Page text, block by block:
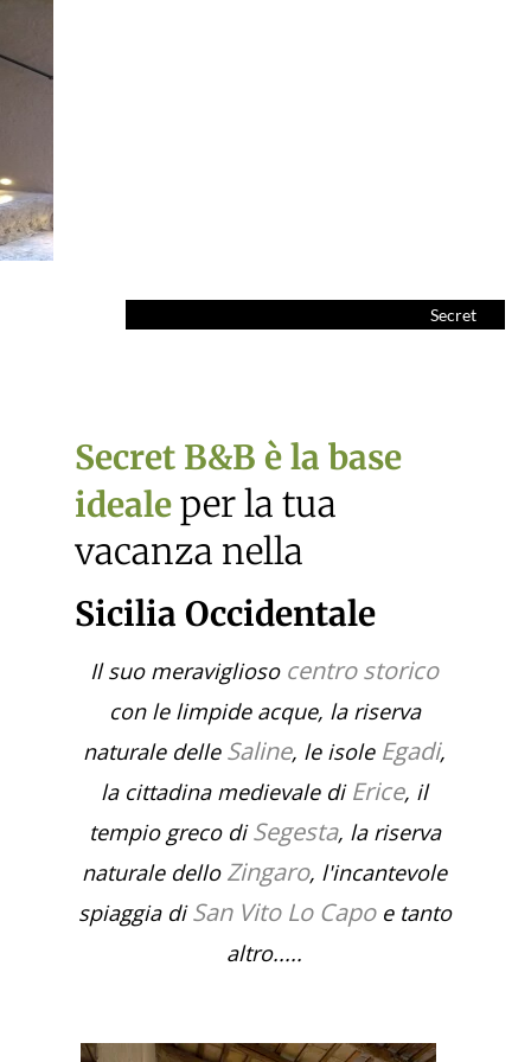
Secret
Secret B&B è la base
idealeper la tua
vacanza nella
Sicilia Occidentale
Il suo meraviglioso centro storico
con le limpide acque, la riserva
naturale delle Saline, le isole Egadi,
la cittadina medievale di Erice, il
tempio greco diSegesta, la riserva
naturale dello Zingaro, l'incantevole
spiaggia diSan Vito Lo Capoe tanto
altro.....